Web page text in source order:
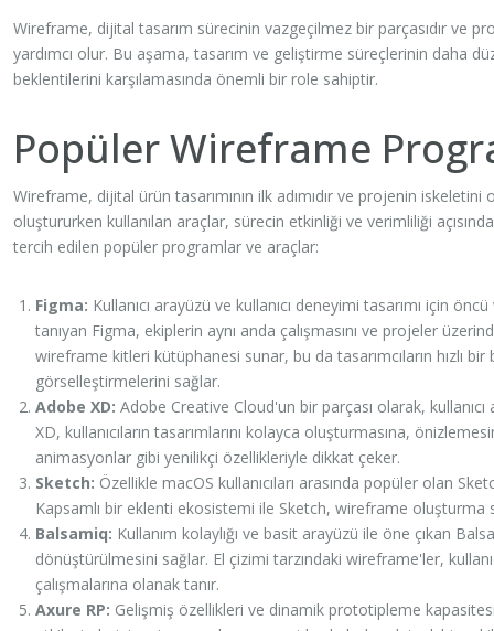
Wireframe, dijital tasarım sürecinin vazgeçilmez bir parçasıdır ve
yardımcı olur. Bu aşama, tasarım ve geliştirme süreçlerinin daha
beklentilerini karşılamasında önemli bir role sahiptir.
Popüler Wireframe
Wireframe, dijital ürün tasarımının ilk adımıdır ve projenin
oluştururken kullanılan araçlar, sürecin etkinliği ve verimliliği
tercih edilen popüler programlar ve araçlar:
Figma: Kullanıcı arayüzü ve kullanıcı deneyimi tasarımı için
tanıyan Figma, ekiplerin aynı anda çalışmasını ve projeler
wireframe kitleri kütüphanesi sunar, bu da tasarımcıların hızlı
görselleştirmelerini sağlar.
Adobe XD: Adobe Creative Cloud'un bir parçası olarak,
XD, kullanıcıların tasarımlarını kolayca oluşturmasına,
animasyonlar gibi yenilikçi özellikleriyle dikkat çeker.
Sketch: Özellikle macOS kullanıcıları arasında popüler olan
Kapsamlı bir eklenti ekosistemi ile Sketch, wireframe
Balsamiq: Kullanım kolaylığı ve basit arayüzü ile öne çıkan
dönüştürülmesini sağlar. El çizimi tarzındaki wireframe'ler,
çalışmalarına olanak tanır.
Axure RP: Gelişmiş özellikleri ve dinamik prototipleme